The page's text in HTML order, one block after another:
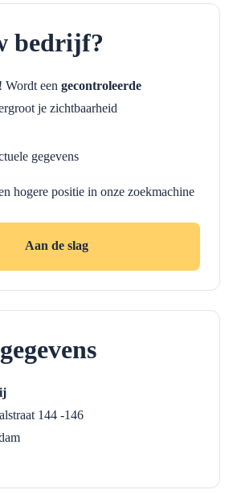
bedrijf?
een gecontroleerde
je zichtbaarheid
gegevens
hogere positie in onze zoekmachine
Aan de slag
144 -146